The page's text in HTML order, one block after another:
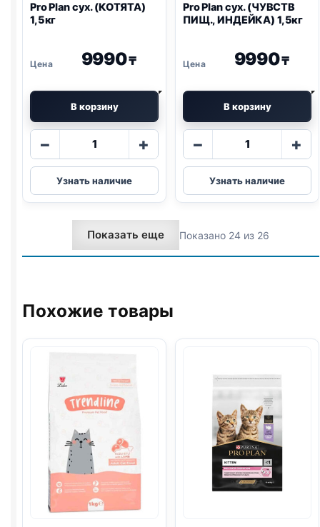
Pro Planсух. (КОТЯТА)
1,5кг
9990₸
В корзину
−
Количество
Pro
Plan
сух.
(КОТЯТА)
1,5кг
+
Узнать наличие
Pro Planсух. (ЧУВСТВ
ПИЩ., ИНДЕЙКА) 1,5кг
9990₸
В корзину
−
Количество
Pro
Plan
сух.
ПИЩ.,
ИНДЕЙКА)
+
Узнать наличие
Показать еще Показано 24 из 26
Похожие товары